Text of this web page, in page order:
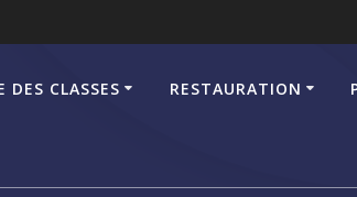
DES CLASSES RESTAURATION